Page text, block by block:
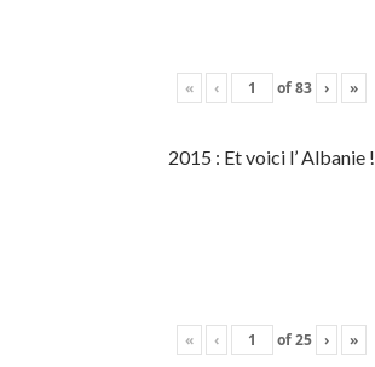
« ‹ of83 › »
2015 : Et voici l’ Albanie !
« ‹ of25 › »